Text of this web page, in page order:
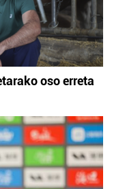
oso erreta